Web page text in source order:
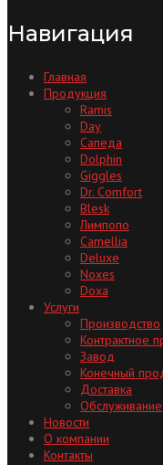
Навигация
Главная
Продукция
Ramis
Day
Сапеда
Dolphin
Giggles
Dr. Comfort
Blesk
Лимпопо
Camellia
Deluxe
Noxes
Doxa
Услуги
Производство
Контрактное
Завод
Конечный
Доставка
Обслуживание
Новости
О компании
Контакты